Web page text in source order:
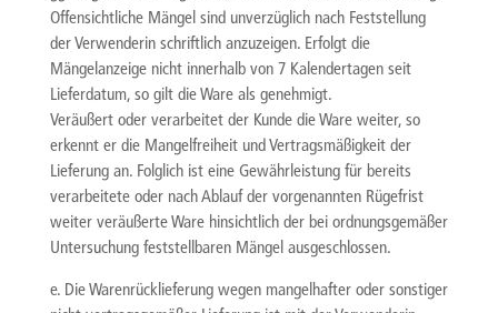
Offensichtliche Mängel sind unverzüglich nach Feststellung
der Verwenderin schriftlich anzuzeigen. Erfolgt die
Mängelanzeige nicht innerhalb von 7 Kalendertagen seit
Lieferdatum, so gilt die Ware als genehmigt.
Veräußert oder verarbeitet der Kunde die Ware weiter, so
erkennt er die Mangelfreiheit und Vertragsmäßigkeit der
Lieferung an. Folglich ist eine Gewährleistung für bereits
verarbeitete oder nach Ablauf der vorgenannten Rügefrist
weiter veräußerte Ware hinsichtlich der bei ordnungsgemäßer
Untersuchung feststellbaren Mängel ausgeschlossen.
e. Die Warenrücklieferung wegen mangelhafter oder sonstiger